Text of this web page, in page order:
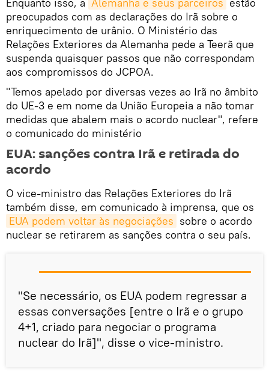
preocupados com as declarações do Irã sobre o
enriquecimento de urânio. O Ministério das
Relações Exteriores da Alemanha pede a Teerã que
suspenda quaisquer passos que não correspondam
aos compromissos do JCPOA.
"Temos apelado por diversas vezes ao Irã no âmbito
do UE-3 e em nome da União Europeia a não tomar
medidas que abalem mais o acordo nuclear", refere
o comunicado do ministério
EUA: sanções contra Irã e retirada do
acordo
O vice-ministro das Relações Exteriores do Irã
também disse, em comunicado à imprensa, que os
EUA podem voltar às negociações sobre o acordo
nuclear se retirarem as sanções contra o seu país.
"Se necessário, os EUA podem regressar a
essas conversações [entre o Irã e o grupo
4+1, criado para negociar o programa
nuclear do Irã]", disse o vice-ministro.